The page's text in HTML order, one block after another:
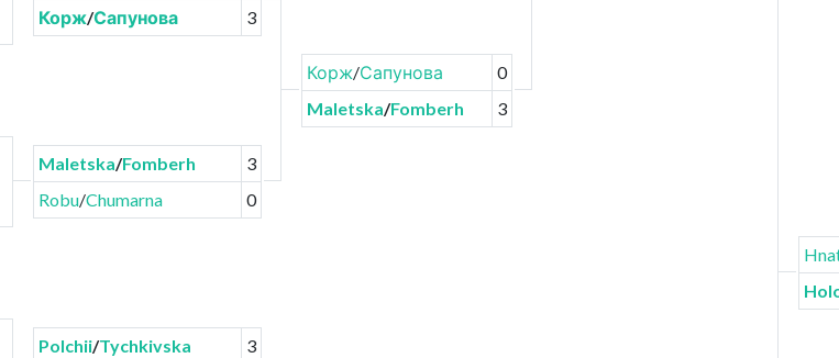
Корж/Сапунова 3
Maletska/Fomberh
3
Robu/Chumarna 0
Polchii/Tychkivska
3
Корж/Сапунова
0
Maletska/Fomberh 3